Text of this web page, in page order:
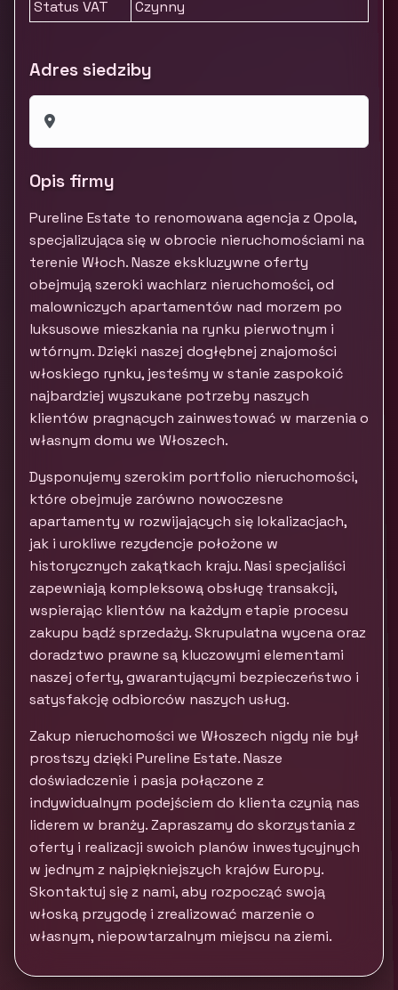
Status VAT Czynny
Adres siedziby
Opis firmy
Pureline Estate to renomowana agencja z Opola,
specjalizująca się w obrocie nieruchomościami na
terenie Włoch. Nasze ekskluzywne oferty
obejmują szeroki wachlarz nieruchomości, od
malowniczych apartamentów nad morzem po
luksusowe mieszkania na rynku pierwotnym i
wtórnym. Dzięki naszej dogłębnej znajomości
włoskiego rynku, jesteśmy w stanie zaspokoić
najbardziej wyszukane potrzeby naszych
klientów pragnących zainwestować w marzenia o
własnym domu we Włoszech.
Dysponujemy szerokim portfolio nieruchomości,
które obejmuje zarówno nowoczesne
apartamenty w rozwijających się lokalizacjach,
jak i urokliwe rezydencje położone w
historycznych zakątkach kraju. Nasi specjaliści
zapewniają kompleksową obsługę transakcji,
wspierając klientów na każdym etapie procesu
zakupu bądź sprzedaży. Skrupulatna wycena oraz
doradztwo prawne są kluczowymi elementami
naszej oferty, gwarantującymi bezpieczeństwo i
satysfakcję odbiorców naszych usług.
Zakup nieruchomości we Włoszech nigdy nie był
prostszy dzięki Pureline Estate. Nasze
doświadczenie i pasja połączone z
indywidualnym podejściem do klienta czynią nas
liderem w branży. Zapraszamy do skorzystania z
oferty i realizacji swoich planów inwestycyjnych
w jednym z najpiękniejszych krajów Europy.
Skontaktuj się z nami, aby rozpocząć swoją
włoską przygodę i zrealizować marzenie o
własnym, niepowtarzalnym miejscu na ziemi.